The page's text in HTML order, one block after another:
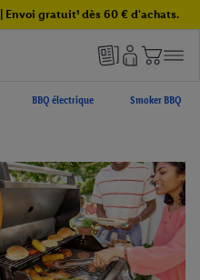
gratuit¹ dès 60 € d'achats.
BBQ électrique Smoker BBQ